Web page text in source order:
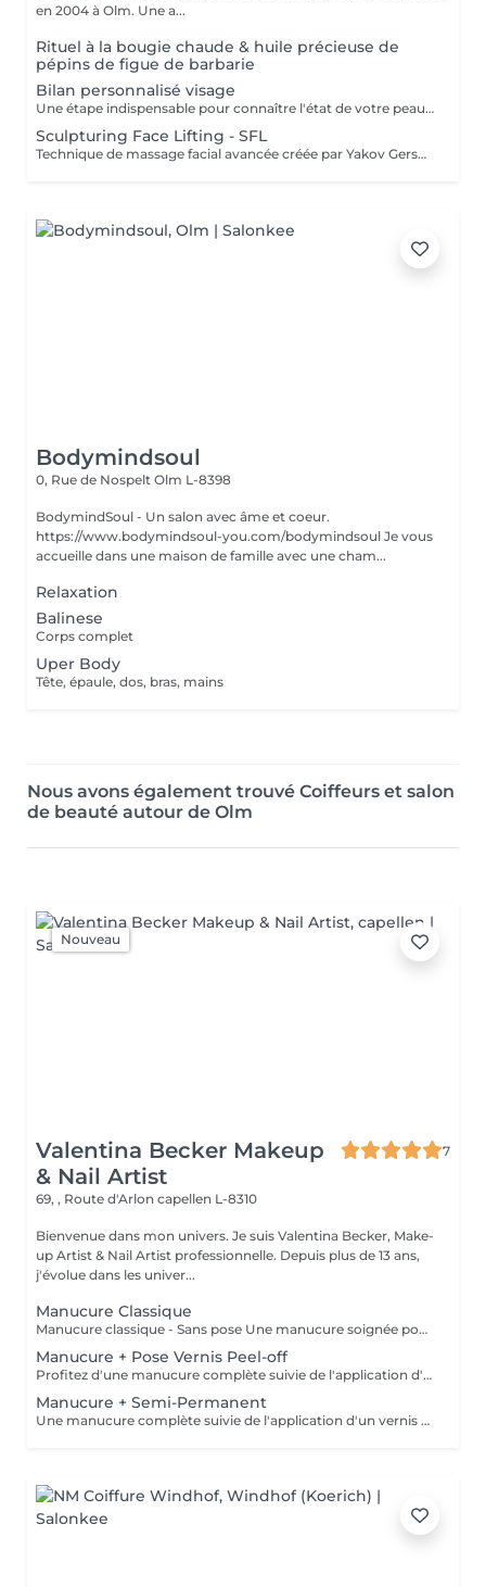
en 2004 à Olm. Une a...
Rituel à la bougie chaude & huile précieuse de
pépins de figue de barbarie
Bilan personnalisé visage
Une étape indispensable pour connaître l'état de votre peau, les zones à traiter et les habitudes de vie afin de proposer le soin le plus adapté ainsi qu'une bonne routine à domicile.
Sculpturing Face Lifting - SFL
Technique de massage facial avancée créée par Yakov Gershkovich qui travaille en profondeur les muscles du visage, du cou et du décolleté afin de lifter, tonifier et redessiner les contours naturels du visage. Ce massage combine des manuvres externes sculptantes et profondes permettant de relâcher les tensions musculaires, stimuler la circulation et améliorer la fermeté de la peau. Une technique intrabuccale (à l'intérieur de la bouche) peut être intégrée au soin pour un travail musculaire encore plus ciblé. Cette étape reste facultative : si vous préférez ne pas la recevoir, le travail musculaire est intensifié par des manuvres externes. Le tarif du soin reste inchangé. Résultats recherchés : - effet liftant naturel - visage plus sculpté et détendu - amélioration du tonus musculaire - peau plus lumineuse
Bodymindsoul
0, Rue de Nospelt Olm L-8398
BodymindSoul - Un salon avec âme et coeur.
https://www.bodymindsoul-you.com/bodymindsoul Je vous
accueille dans une maison de famille avec une cham...
Relaxation
Balinese
Corps complet
Uper Body
Tête, épaule, dos, bras, mains
Nous avons également trouvé Coiffeurs et salon
de beauté autour de Olm
Nouveau
Valentina Becker Makeup
& Nail Artist
7
69, , Route d'Arlon capellen L-8310
Bienvenue dans mon univers. Je suis Valentina Becker, Make-
up Artist & Nail Artist professionnelle. Depuis plus de 13 ans,
j'évolue dans les univer...
Manucure Classique
Manucure classique - Sans pose Une manucure soignée pour des mains propres, élégantes et naturelles. La prestation comprend la mise en forme des ongles, le soin des cuticules, un léger polissage si nécessaire, ainsi que l'application d'une huile nourrissante et d'une crème hydratante. Cette prestation ne comprend pas de pose de vernis.
Manucure + Pose Vernis Peel-off
Profitez d'une manucure complète suivie de l'application d'un vernis Peel-Off. Ce système innovant offre une finition brillante et une tenue prolongée. Grâce à sa polymérisation sous lampe LED, le vernis est immédiatement sec : pas de traces, pas de marques ni d'empreintes après la prestation. Je n'utilise pas de vernis à ongles traditionnel, car le système Peel-Off est plus respectueux de l'ongle naturel, dégage moins d'odeurs, tient plus longtemps et permet un retrait plus doux.
Manucure + Semi-Permanent
Une manucure complète suivie de l'application d'un vernis semi-permanent. Idéal pour celles et ceux qui souhaitent des ongles brillants, soignés et résistants pendant environ 2 à 3 semaines. Le vernis semi-permanent doit être retiré ou renouvelé en institut.